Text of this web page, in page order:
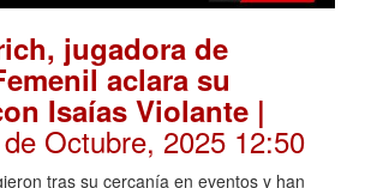
jugadora de
aclara su
Isaías Violante |
Octubre, 2025 12:50
tras su cercanía en eventos y han